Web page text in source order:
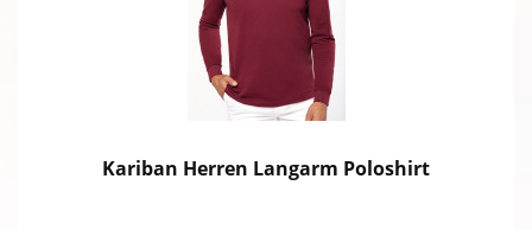
Kariban Herren Langarm Poloshirt